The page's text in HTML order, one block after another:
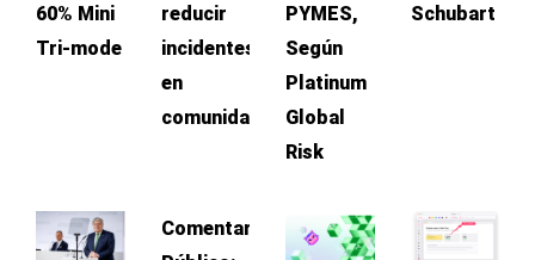
60% Mini
Tri-mode
reducir
incidentes
en
comunidades
PYMES,
Según
Platinum
Global
Risk
Schubart
Comentario